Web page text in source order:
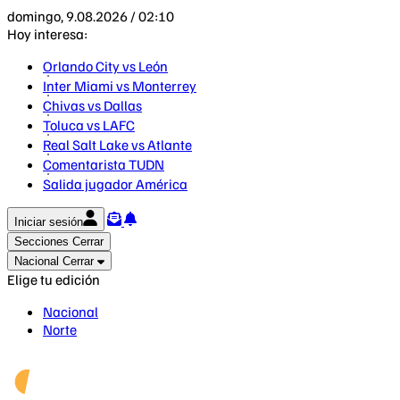
domingo, 9.08.2026 / 02:10
Hoy interesa:
Orlando City vs León
Inter Miami vs Monterrey
Chivas vs Dallas
Toluca vs LAFC
Real Salt Lake vs Atlante
Comentarista TUDN
Salida jugador América
Iniciar sesión
Secciones Cerrar
Nacional Cerrar
Elige tu edición
Nacional
Norte